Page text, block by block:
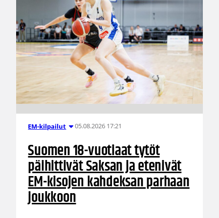
EM-kilpailut 05.08.2026 17:21
Suomen 18-vuotiaat tytöt
päihittivät Saksan ja etenivät
EM-kisojen kahdeksan parhaan
joukkoon